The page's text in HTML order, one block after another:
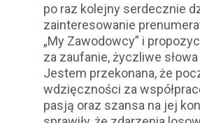
po raz kolejny serdecznie
zainteresowanie
„My Zawodowcy” i
za zaufanie, życzliwe
Jestem przekonana, że
wdzięczności za
pasją oraz szansa na jej